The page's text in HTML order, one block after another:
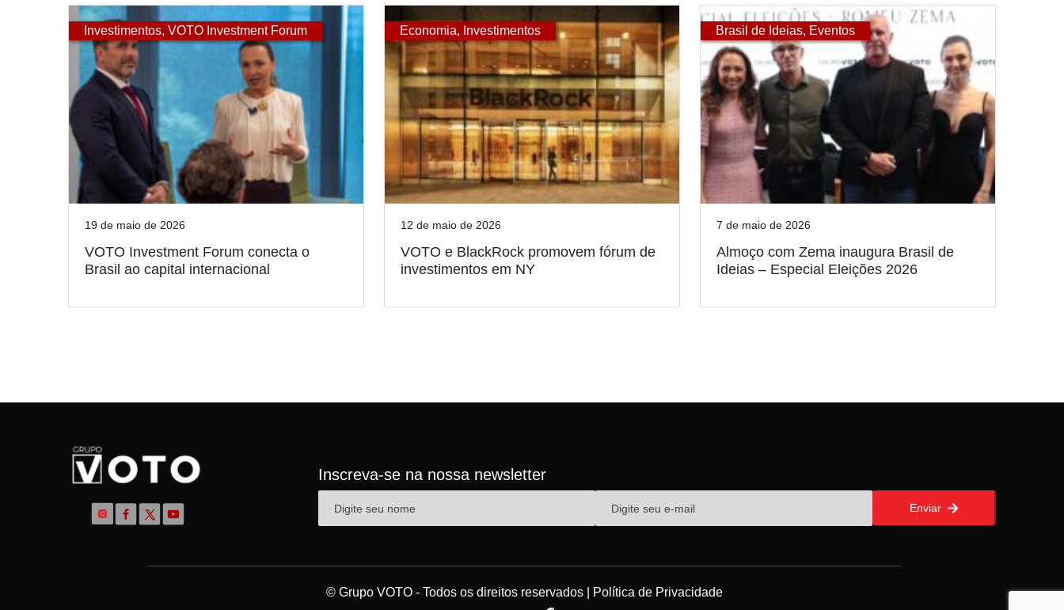
Investimentos, VOTO Investment Forum
19 de maio de 2026
VOTO Investment Forum conecta o
Brasil ao capital internacional
Economia, Investimentos
12 de maio de 2026
VOTO e BlackRock promovem fórum de
investimentos em NY
Brasil de Ideias, Eventos
7 de maio de 2026
Almoço com Zema inaugura Brasil de
Ideias – Especial Eleições 2026
Inscreva-se na nossa newsletter
Enviar
© Grupo VOTO - Todos os direitos reservados |
Política de Privacidade